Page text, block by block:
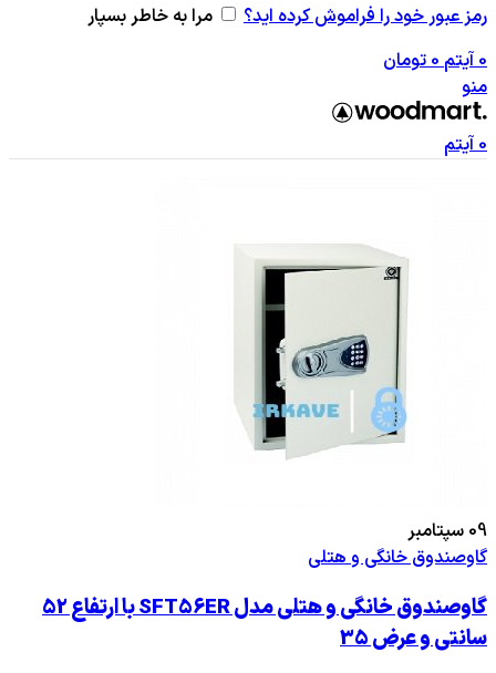
رمز عبور خود را فراموش کرده اید؟
مرا به خاطر بسپار
0آیتم 0تومان
منو
0آیتم
09 سپتامبر
گاوصندوق خانگی و هتلی
گاوصندوق خانگی و هتلی مدل SFT56ER با ارتفاع 52
سانتی و عرض 35